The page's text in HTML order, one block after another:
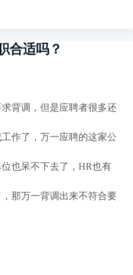
合适吗？
背调，但是应聘者很多还
作了，万一应聘的这家公
也呆不下去了，HR也有
那万一背调出来不符合要